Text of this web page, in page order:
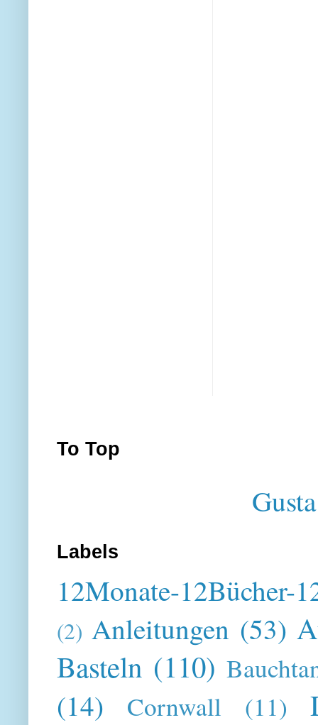
To Top
Labels
12Monate-12Bücher-
(2) Anleitungen (53)
Basteln (110)
(14) Cornwall (11)